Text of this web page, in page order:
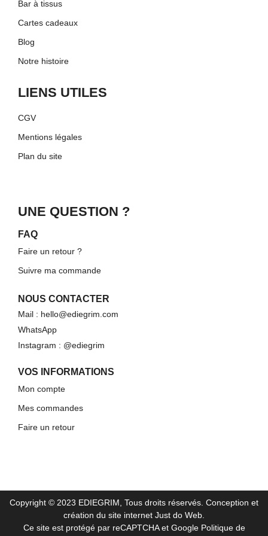
Bar à tissus
Cartes cadeaux
Blog
Notre histoire
LIENS UTILES
CGV
Mentions légales
Plan du site
UNE QUESTION ?
FAQ
Faire un retour ?
Suivre ma commande
NOUS CONTACTER
Mail : hello@ediegrim.com
WhatsApp
Instagram : @ediegrim
VOS INFORMATIONS
Mon compte
Mes commandes
Faire un retour
Copyright © 2023 EDIEGRIM, Tous droits réservés. Conception et
création du site internet Just do Web
Ce site est protégé par reCAPTCHA et Google Politique de